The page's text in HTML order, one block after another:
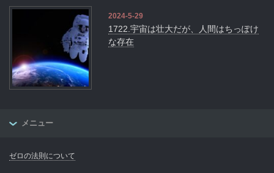
2024-5-29
1722.宇宙は壮大だが、人間はちっぽけ
な存在
メニュー
ゼロの法則について